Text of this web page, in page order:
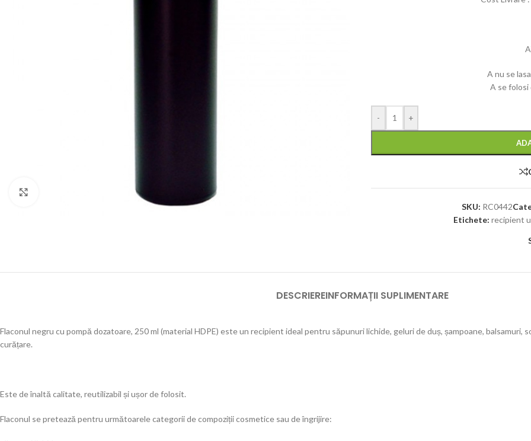
A nu se
A se folosi
- +
SKU: RC0442
Etichete: recipient
DESCRIEREINFORMAȚII SUPLIMENTARE
Flaconul negru cu pompă dozatoare, 250 ml (material HDPE) este un recipient ideal pentru săpunuri lichide, geluri de duș, șampoane, balsamuri,
curățare.
Este de înaltă calitate, reutilizabil și ușor de folosit.
Flaconul se pretează pentru următoarele categorii de compoziții cosmetice sau de îngrijire: